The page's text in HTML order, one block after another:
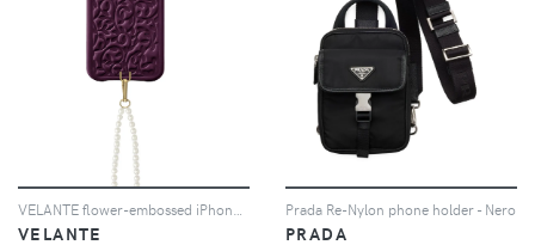
VELANTE
Prada Re-Nylon phone holder - Nero
PRADA